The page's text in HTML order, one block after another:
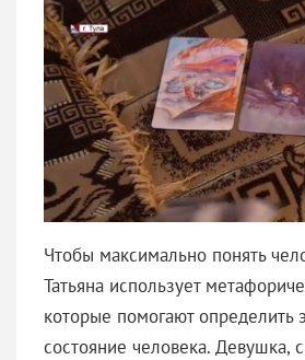
Чтобы максимально понять
Татьяна использует
которые помогают определить
состояние человека. Девушка,